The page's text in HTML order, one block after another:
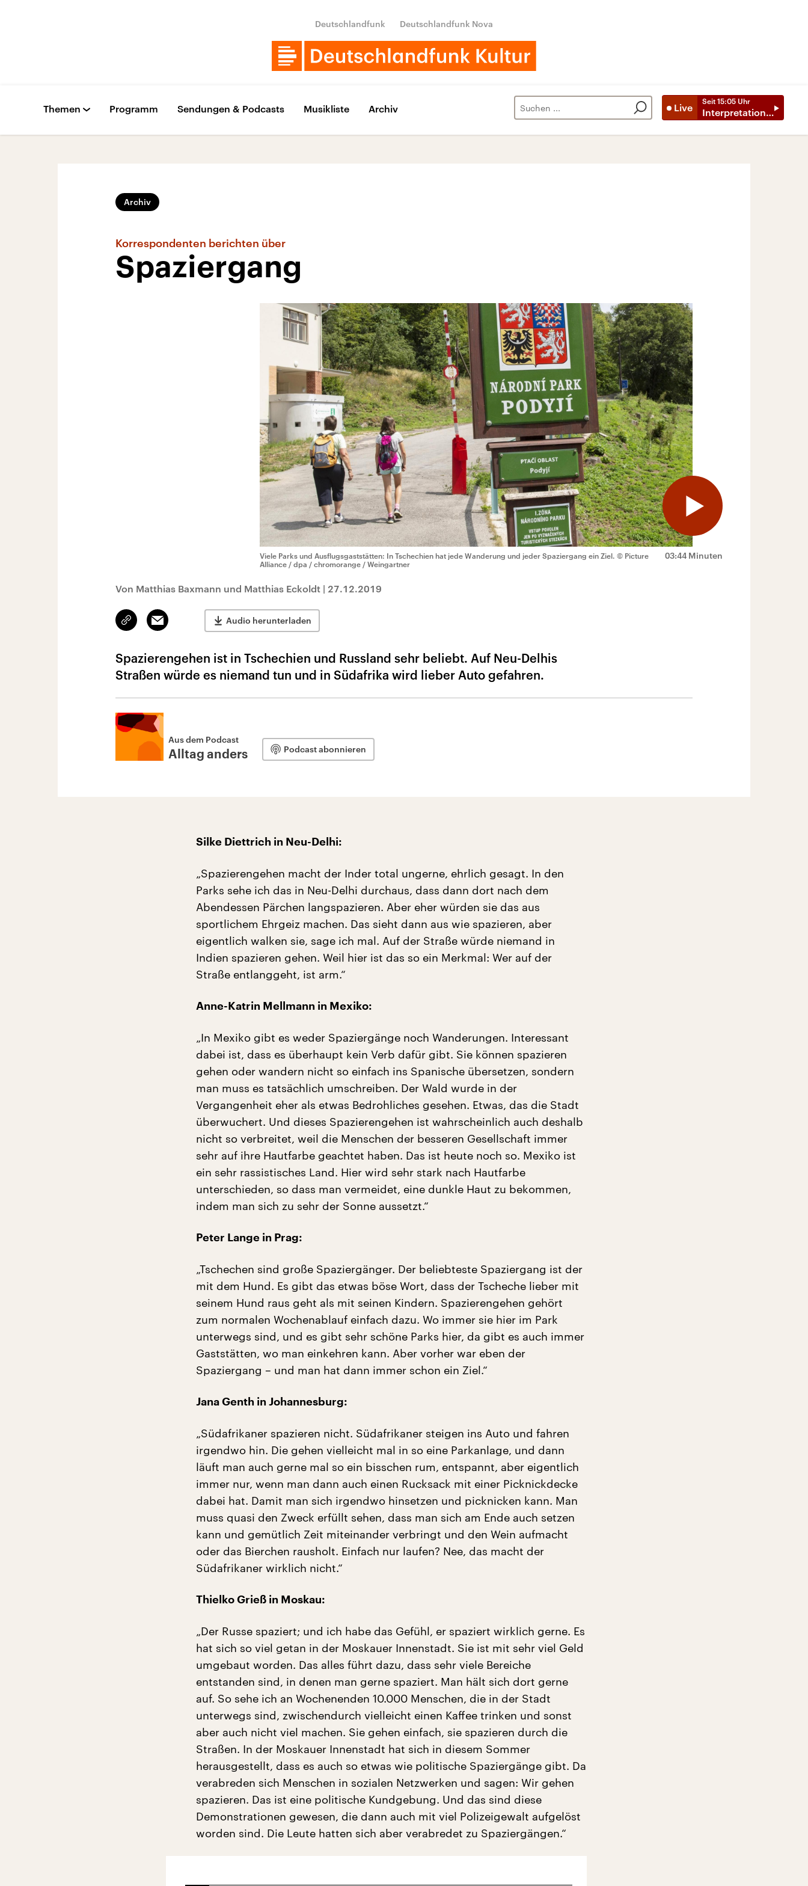
Deutschlandfunk Deutschlandfunk Nova
Live
Seit 15:05 Uhr
Interpretationen
Themen Programm Sendungen & Podcasts Musikliste Archiv
Archiv
Korrespondenten berichten über
Spaziergang
03:44 Minuten
Viele Parks und Ausflugsgaststätten: In Tschechien hat jede Wanderung und jeder Spaziergang ein Ziel. © Picture
Alliance / dpa / chromorange / Weingartner
Von Matthias Baxmann und Matthias Eckoldt | 27.12.2019
Link
kopieren/teilen
Email Audio herunterladen
Spazierengehen ist in Tschechien und Russland sehr beliebt. Auf Neu-Delhis
Straßen würde es niemand tun und in Südafrika wird lieber Auto gefahren.
Aus dem Podcast
Alltag anders Podcast abonnieren
Silke Diettrich in Neu-Delhi:
„Spazierengehen macht der Inder total ungerne, ehrlich gesagt. In den
Parks sehe ich das in Neu-Delhi durchaus, dass dann dort nach dem
Abendessen Pärchen langspazieren. Aber eher würden sie das aus
sportlichem Ehrgeiz machen. Das sieht dann aus wie spazieren, aber
eigentlich walken sie, sage ich mal. Auf der Straße würde niemand in
Indien spazieren gehen. Weil hier ist das so ein Merkmal: Wer auf der
Straße entlanggeht, ist arm.“
Anne-Katrin Mellmann in Mexiko:
„In Mexiko gibt es weder Spaziergänge noch Wanderungen. Interessant
dabei ist, dass es überhaupt kein Verb dafür gibt. Sie können spazieren
gehen oder wandern nicht so einfach ins Spanische übersetzen, sondern
man muss es tatsächlich umschreiben. Der Wald wurde in der
Vergangenheit eher als etwas Bedrohliches gesehen. Etwas, das die Stadt
überwuchert. Und dieses Spazierengehen ist wahrscheinlich auch deshalb
nicht so verbreitet, weil die Menschen der besseren Gesellschaft immer
sehr auf ihre Hautfarbe geachtet haben. Das ist heute noch so. Mexiko ist
ein sehr rassistisches Land. Hier wird sehr stark nach Hautfarbe
unterschieden, so dass man vermeidet, eine dunkle Haut zu bekommen,
indem man sich zu sehr der Sonne aussetzt.“
Peter Lange in Prag:
„Tschechen sind große Spaziergänger. Der beliebteste Spaziergang ist der
mit dem Hund. Es gibt das etwas böse Wort, dass der Tscheche lieber mit
seinem Hund raus geht als mit seinen Kindern. Spazierengehen gehört
zum normalen Wochenablauf einfach dazu. Wo immer sie hier im Park
unterwegs sind, und es gibt sehr schöne Parks hier, da gibt es auch immer
Gaststätten, wo man einkehren kann. Aber vorher war eben der
Spaziergang – und man hat dann immer schon ein Ziel.“
Jana Genth in Johannesburg:
„Südafrikaner spazieren nicht. Südafrikaner steigen ins Auto und fahren
irgendwo hin. Die gehen vielleicht mal in so eine Parkanlage, und dann
läuft man auch gerne mal so ein bisschen rum, entspannt, aber eigentlich
immer nur, wenn man dann auch einen Rucksack mit einer Picknickdecke
dabei hat. Damit man sich irgendwo hinsetzen und picknicken kann. Man
muss quasi den Zweck erfüllt sehen, dass man sich am Ende auch setzen
kann und gemütlich Zeit miteinander verbringt und den Wein aufmacht
oder das Bierchen rausholt. Einfach nur laufen? Nee, das macht der
Südafrikaner wirklich nicht.“
Thielko Grieß in Moskau:
„Der Russe spaziert; und ich habe das Gefühl, er spaziert wirklich gerne. Es
hat sich so viel getan in der Moskauer Innenstadt. Sie ist mit sehr viel Geld
umgebaut worden. Das alles führt dazu, dass sehr viele Bereiche
entstanden sind, in denen man gerne spaziert. Man hält sich dort gerne
auf. So sehe ich an Wochenenden 10.000 Menschen, die in der Stadt
unterwegs sind, zwischendurch vielleicht einen Kaffee trinken und sonst
aber auch nicht viel machen. Sie gehen einfach, sie spazieren durch die
Straßen. In der Moskauer Innenstadt hat sich in diesem Sommer
herausgestellt, dass es auch so etwas wie politische Spaziergänge gibt. Da
verabreden sich Menschen in sozialen Netzwerken und sagen: Wir gehen
spazieren. Das ist eine politische Kundgebung. Und das sind diese
Demonstrationen gewesen, die dann auch mit viel Polizeigewalt aufgelöst
worden sind. Die Leute hatten sich aber verabredet zu Spaziergängen.“